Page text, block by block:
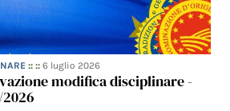
:: ::6 luglio 2026
modifica disciplinare -